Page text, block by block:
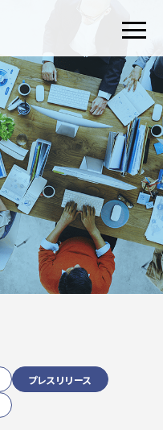
プレスリリース